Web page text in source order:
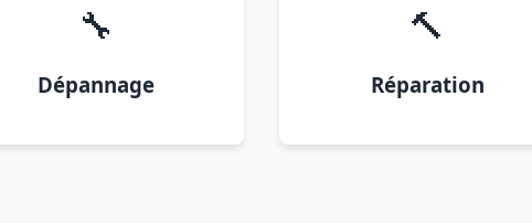
🔧
Dépannage
🔨
Réparation